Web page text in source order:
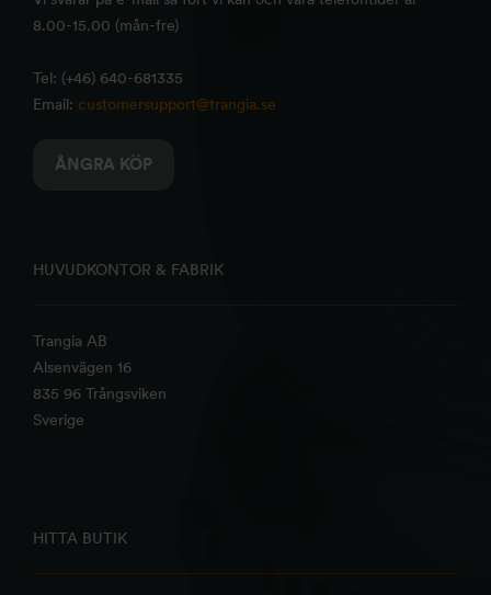
8.00-15.00 (mån-fre)
Tel: (+46) 640-681335
Email: customersupport@trangia.se
ÅNGRA KÖP
HUVUDKONTOR & FABRIK
Trangia AB
Alsenvägen 16
835 96 Trångsviken
Sverige
HITTA BUTIK